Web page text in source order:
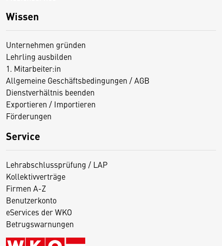
Wissen
Unternehmen gründen
Lehrling ausbilden
1. Mitarbeiter:in
Allgemeine Geschäftsbedingungen / AGB
Dienstverhältnis beenden
Exportieren / Importieren
Förderungen
Service
Lehrabschlussprüfung / LAP
Kollektivverträge
Firmen A-Z
Benutzerkonto
eServices der WKO
Betrugswarnungen